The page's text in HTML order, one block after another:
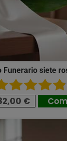
Funerario siete
€